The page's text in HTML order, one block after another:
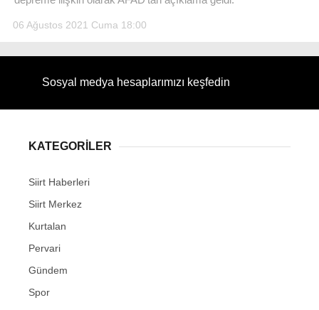
WhatsApp İhbar Hattı
06 Ağustos 2021 Cuma 18:00
Sosyal medya hesaplarımızı keşfedin
KATEGORİLER
Siirt Haberleri
Siirt Merkez
Kurtalan
Pervari
Gündem
Spor